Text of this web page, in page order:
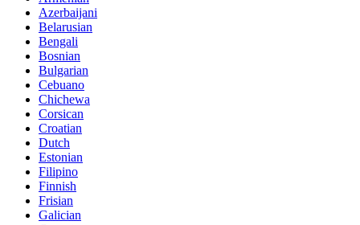
Azerbaijani
Belarusian
Bengali
Bosnian
Bulgarian
Cebuano
Chichewa
Corsican
Croatian
Dutch
Estonian
Filipino
Finnish
Frisian
Galician